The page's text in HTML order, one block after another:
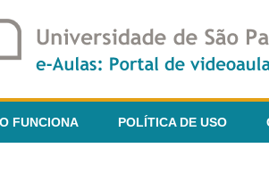
FUNCIONA POLÍTICA DE USO